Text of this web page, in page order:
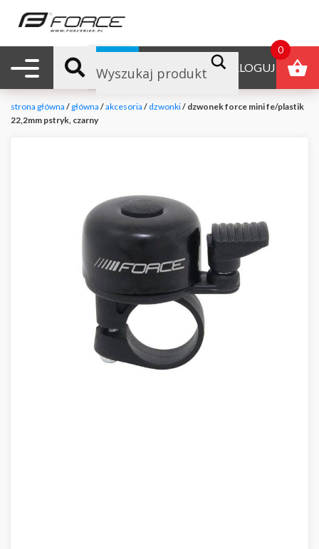
Nawigacja mobilna ZALOGUJ
B2B
strona główna / główna /akcesoria / dzwonki/ dzwonek force mini fe/plastik
22,2mm pstryk, czarny
0